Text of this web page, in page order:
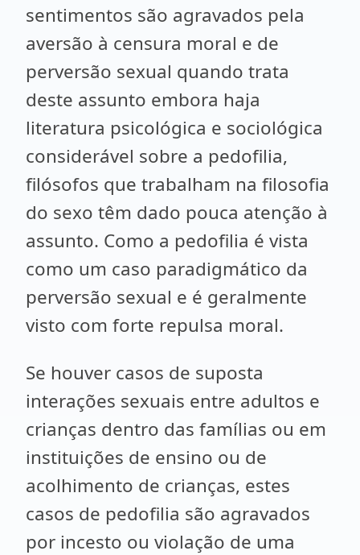
sentimentos são agravados pela
aversão à censura moral e de
perversão sexual quando trata
deste assunto embora haja
literatura psicológica e sociológica
considerável sobre a pedofilia,
filósofos que trabalham na filosofia
do sexo têm dado pouca atenção à
assunto. Como a pedofilia é vista
como um caso paradigmático da
perversão sexual e é geralmente
visto com forte repulsa moral.
Se houver casos de suposta
interações sexuais entre adultos e
crianças dentro das famílias ou em
instituições de ensino ou de
acolhimento de crianças, estes
casos de pedofilia são agravados
por incesto ou violação de uma